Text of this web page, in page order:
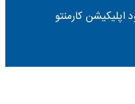
اپلیکیشن کارمنتو